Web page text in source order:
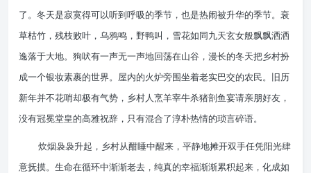
了。冬天是寂寞得可以听到呼吸的季节，也是热闹被升华的季节。衰
草枯竹，残枝败叶，乌鸦鸣，野鸭叫，雪花如同九天玄女般飘飘洒洒
逸落于大地。狗吠有一声无一声地回荡在山谷，漫长的冬天把乡村扮
成一个银妆素裹的世界。屋内的火炉旁围坐着老实巴交的农民。旧历
新年并不花哨却极有气势，乡村人烹羊宰牛杀猪剖鱼宴请亲朋好友，
没有冠冕堂皇的高雅祝辞，只有混合了淳朴热情的琐言碎语。
炊烟袅袅升起，乡村从酣睡中醒来，平静地摊开双手任凭阳光肆
意抚摸。生命在循环中渐渐老去，纯真的幸福渐渐累积起来，化成如